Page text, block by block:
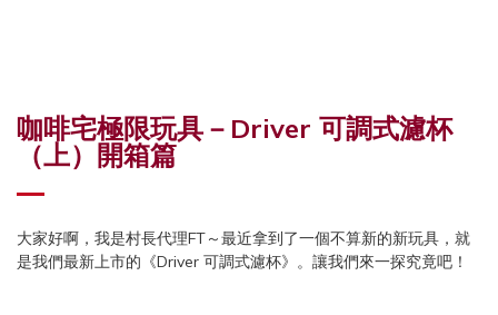
咖啡宅極限玩具－ Driver 可調式濾杯
（上）開箱篇
⼤家好啊，我是村長代理FT～最近拿到了⼀個不算新的新玩具，就
是我們最新上市的《Driver 可調式濾杯》。讓我們來一探究竟吧！